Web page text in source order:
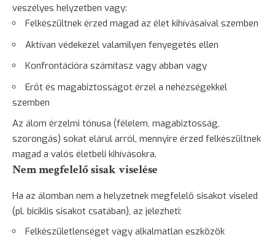
veszélyes helyzetben vagy:
Felkészültnek érzed magad az élet kihívásaival szemben
Aktívan védekezel valamilyen fenyegetés ellen
Konfrontációra számítasz vagy abban vagy
Erőt és magabiztosságot érzel a nehézségekkel
szemben
Az álom érzelmi tónusa (félelem, magabiztosság,
szorongás) sokat elárul arról, mennyire érzed felkészültnek
magad a valós életbeli kihívásokra.
Nem megfelelő sisak viselése
Ha az álomban nem a helyzetnek megfelelő sisakot viseled
(pl. biciklis sisakot csatában), az jelezheti:
Felkészületlenséget vagy alkalmatlan eszközök